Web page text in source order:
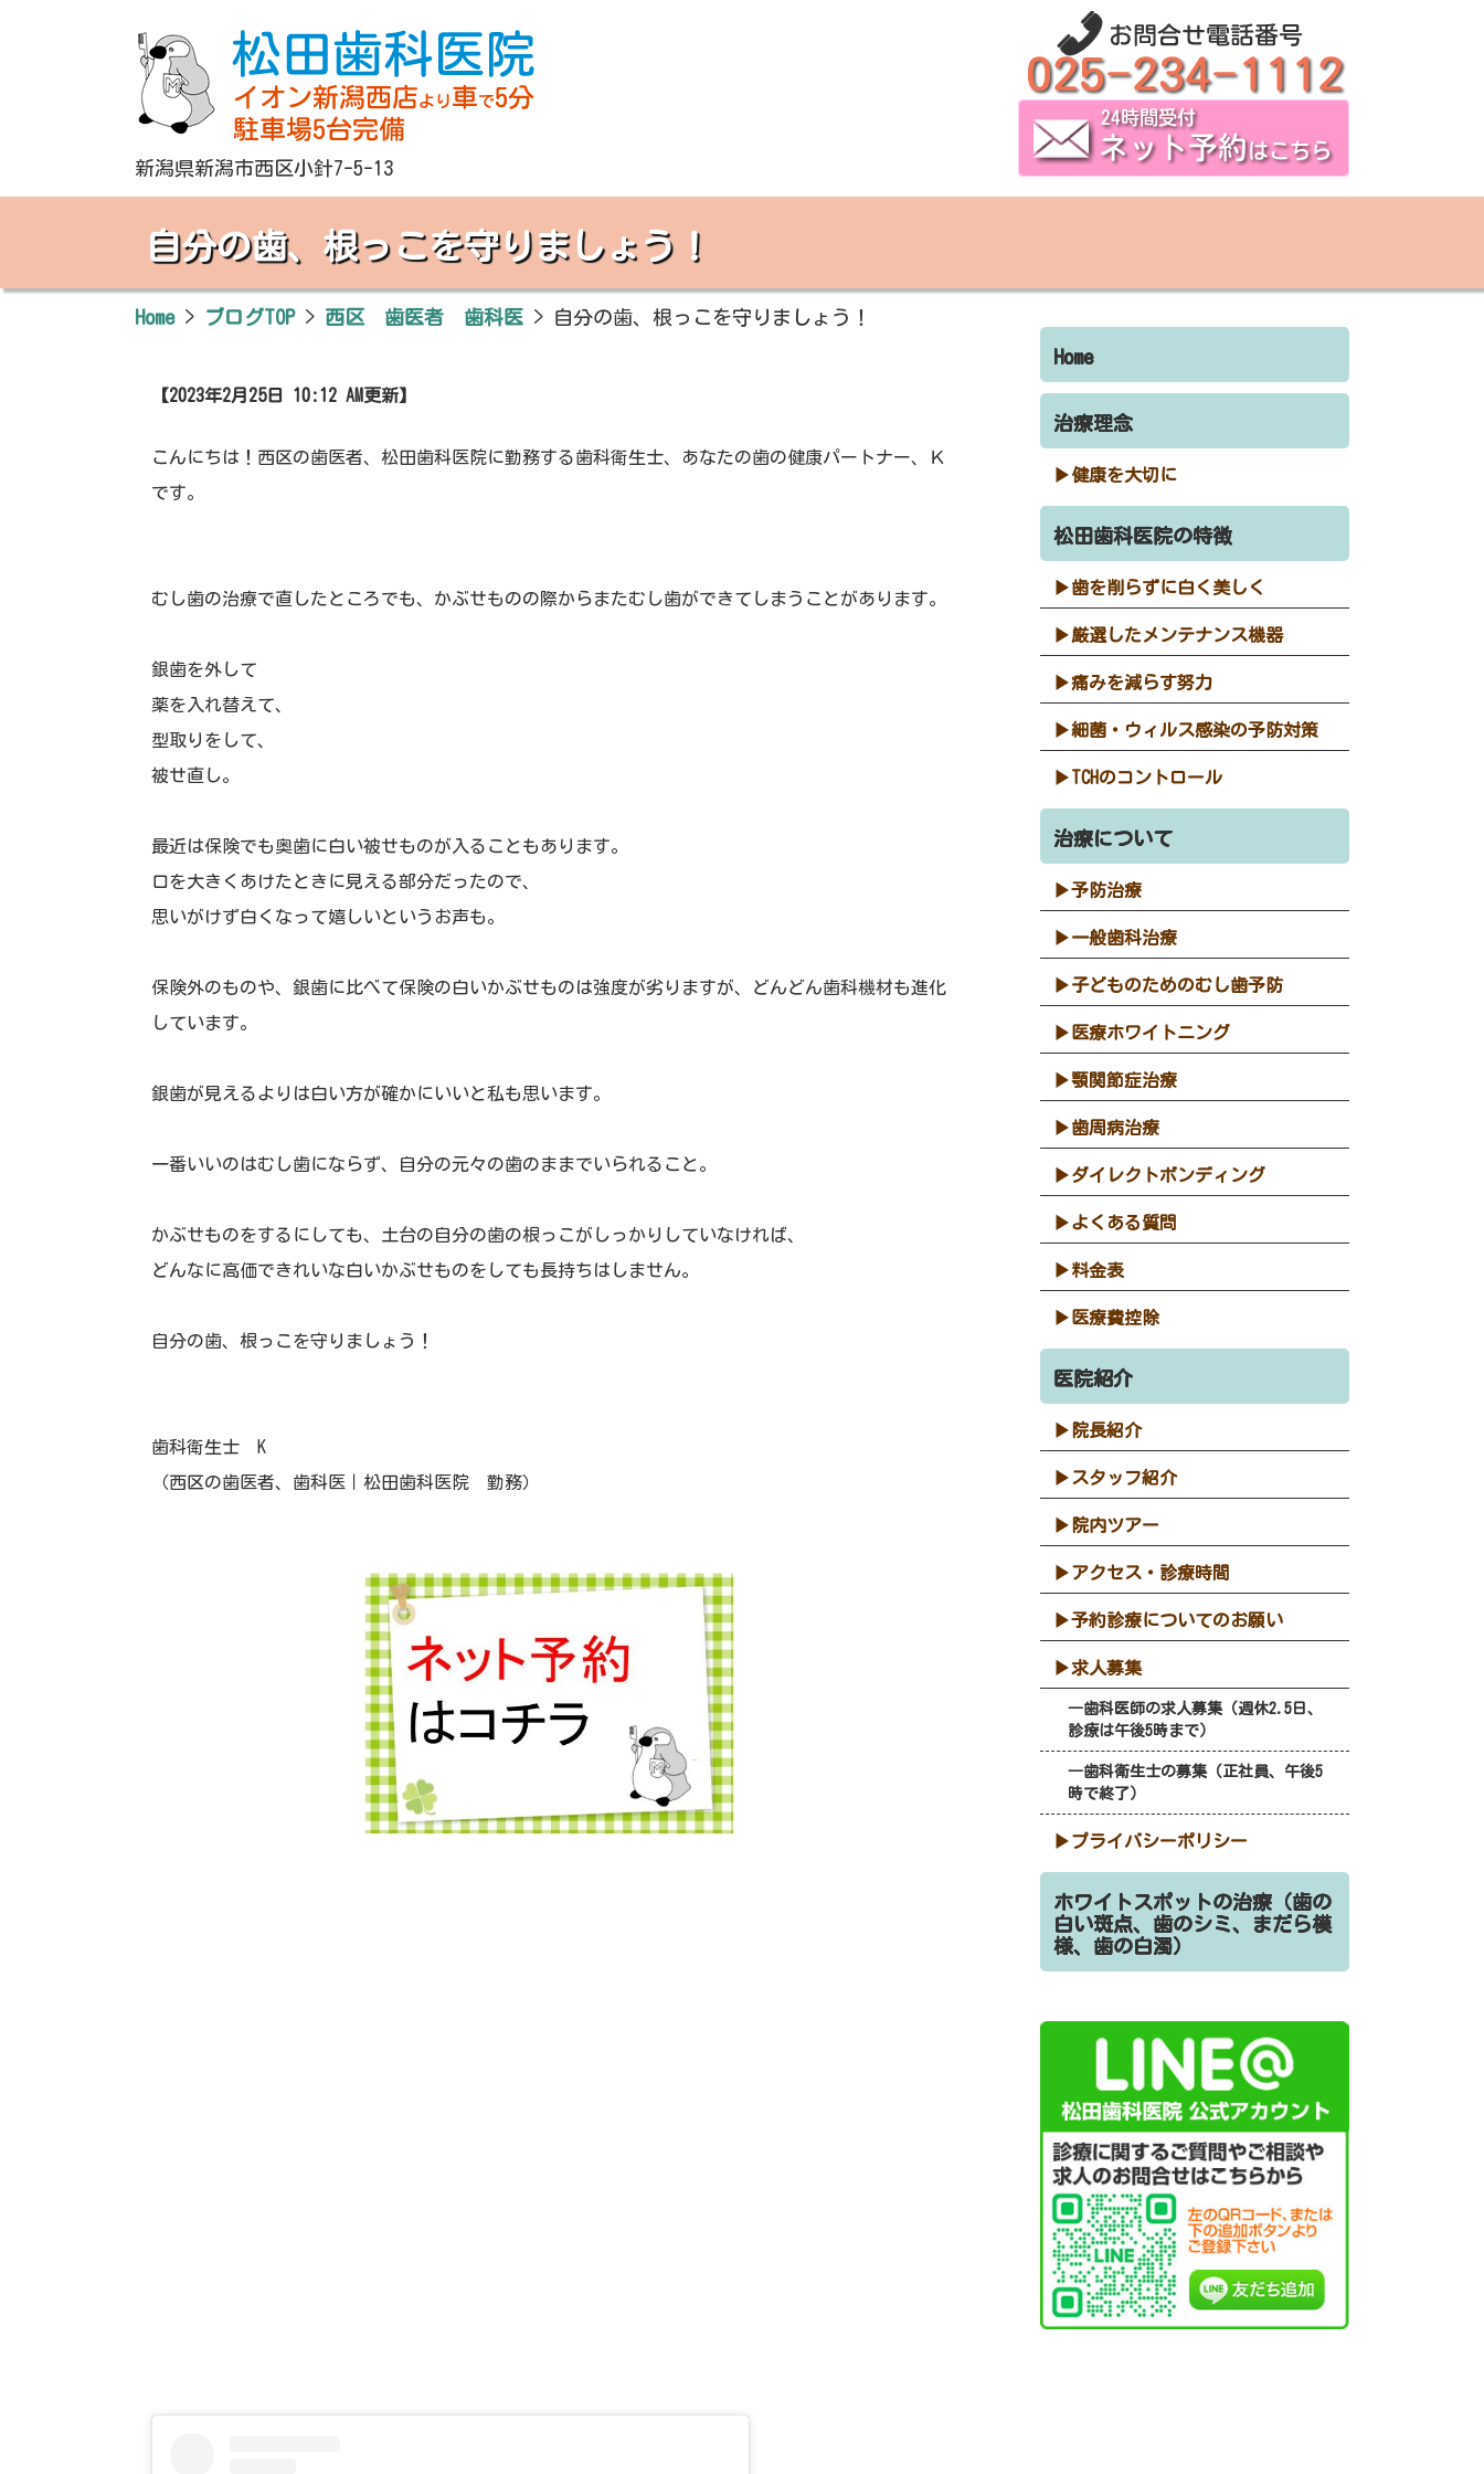
新潟県新潟市西区小針7-5-13
自分の歯、根っこを守りましょう！
Home
治療理念
健康を大切に
松田歯科医院の特徴
歯を削らずに白く美しく
厳選したメンテナンス機器
痛みを減らす努力
細菌・ウィルス感染の予防対策
TCHのコントロール
治療について
予防治療
一般歯科治療
子どものためのむし歯予防
医療ホワイトニング
顎関節症治療
歯周病治療
ダイレクトボンディング
よくある質問
料金表
医療費控除
医院紹介
院長紹介
スタッフ紹介
院内ツアー
アクセス・診療時間
予約診療についてのお願い
求人募集
歯科医師の求人募集（週休2.5日、
診療は午後5時まで）
歯科衛生士の募集（正社員、午後5
時で終了）
プライバシーポリシー
ホワイトスポットの治療（歯の
白い斑点、歯のシミ、まだら模
様、歯の白濁）
Home> ブログTOP> 西区 歯医者 歯科医 > 自分の歯、根っこを守りましょう！
【2023年2月25日 10:12 AM更新】
こんにちは！西区の歯医者、松田歯科医院に勤務する歯科衛生士、あなたの歯の健康パートナー、Ｋ
です。
むし歯の治療で直したところでも、かぶせものの際からまたむし歯ができてしまうことがあります。
銀歯を外して
薬を入れ替えて、
型取りをして、
被せ直し。
最近は保険でも奥歯に白い被せものが入ることもあります。
口を大きくあけたときに見える部分だったので、
思いがけず白くなって嬉しいというお声も。
保険外のものや、銀歯に比べて保険の白いかぶせものは強度が劣りますが、どんどん歯科機材も進化
しています。
銀歯が見えるよりは白い方が確かにいいと私も思います。
一番いいのはむし歯にならず、自分の元々の歯のままでいられること。
かぶせものをするにしても、土台の自分の歯の根っこがしっかりしていなければ、
どんなに高価できれいな白いかぶせものをしても長持ちはしません。
自分の歯、根っこを守りましょう！
歯科衛生士 K
（西区の歯医者、歯科医｜松田歯科医院 勤務）